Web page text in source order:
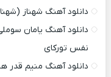
دانلود آهنگ شهناز
دانلود آهنگ یامان
نفس تورکای
دانلود آهنگ منیم